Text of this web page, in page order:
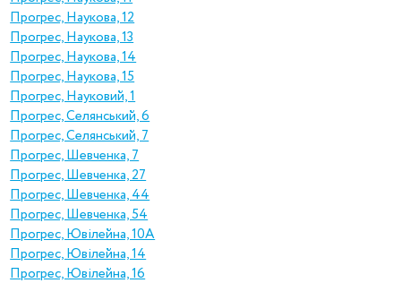
Прогрес, Наукова, 12
Прогрес, Наукова, 13
Прогрес, Наукова, 14
Прогрес, Наукова, 15
Прогрес, Науковий, 1
Прогрес, Селянський, 6
Прогрес, Селянський, 7
Прогрес, Шевченка, 7
Прогрес, Шевченка, 27
Прогрес, Шевченка, 44
Прогрес, Шевченка, 54
Прогрес, Ювілейна, 10А
Прогрес, Ювілейна, 14
Прогрес, Ювілейна, 16